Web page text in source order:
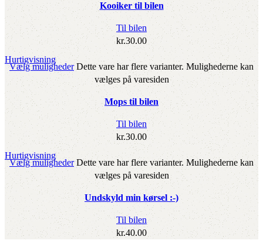
Kooiker til bilen
Til bilen
kr.30.00
Hurtigvisning
Vælg muligheder Dette vare har flere varianter. Mulighederne kan
vælges på varesiden
Mops til bilen
Til bilen
kr.30.00
Hurtigvisning
Vælg muligheder Dette vare har flere varianter. Mulighederne kan
vælges på varesiden
Undskyld min kørsel :-)
Til bilen
kr.40.00